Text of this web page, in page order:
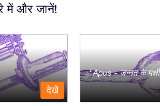
में और जानें!
देखें
Apus - जन्नत के पक्षी